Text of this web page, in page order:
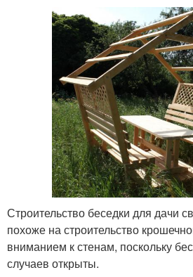
Строительство беседки для дачи
похоже на строительство
вниманием к стенам, поскольку
случаев открыты.